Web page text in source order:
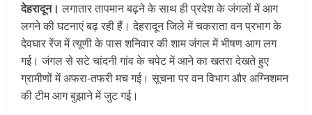
देहरादून। लगातार तापमान बढ़ने के साथ ही प्रदेश के जंगलों में आग
लगने की घटनाएं बढ़ रही हैं। देहरादून जिले में चकराता वन प्रभाग के
देवघार रेंज में त्यूणी के पास शनिवार की शाम जंगल में भीषण आग लग
गई। जंगल से सटे चांदनी गांव के चपेट में आने का खतरा देखते हुए
ग्रामीणों में अफरा-तफरी मच गई। सूचना पर वन विभाग और अग्निशमन
की टीम आग बुझाने में जुट गई।